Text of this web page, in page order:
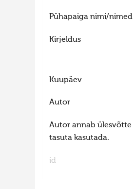
Pühapaiga nimi/nimed
Kirjeldus
Kuupäev
Autor
Autor annab ülesvõtte
tasuta kasutada.
id